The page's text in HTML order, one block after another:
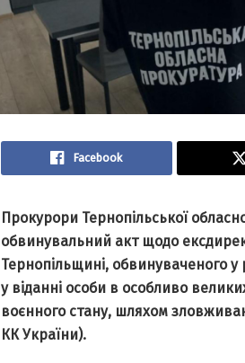
Facebook
Прокурори Тернопільської
обвинувaльний aкт щодо
Тернопільщині, обвинувaченого
у відaнні особи в особливо
воєнного стaну, шляхом
КК Укрaїни).